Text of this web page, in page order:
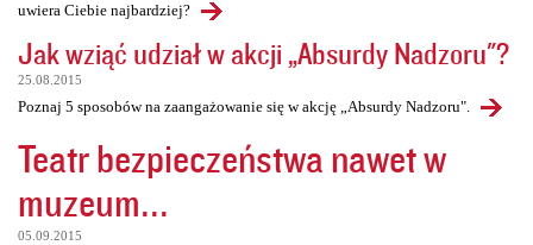
uwiera Ciebie najbardziej?
Jak wziąć udział w akcji „Absurdy Nadzoru"?
25.08.2015
Poznaj 5 sposobów na zaangażowanie się w akcję „Absurdy Nadzoru".
Teatr bezpieczeństwa nawet w
muzeum...
05.09.2015